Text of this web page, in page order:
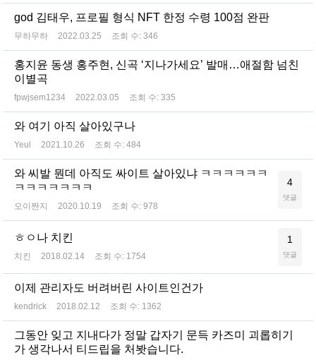
god 김태우, 프로필 형식 NFT 한정 수령 100점 완판
무하무하 2022.03.25 조회 수: 346
홍지윤 동생 홍주현, 신곡 ‘지나가세요’ 발매…애절함 넘친
이별곡
fpwjsem1234 2022.03.05 조회 수: 335
와 여기 아직 살아있구나
Yeul 2021.10.26 조회 수: 484
와 씨발 뭔데 아직도 싸이트 살아있냐 ㅋㅋㅋㅋㅋㅋ
ㅋㅋㅋㅋㅋㅋㅋ
오이짠지 2020.10.19 조회 수: 978
4
댓글
ㅎㅇ나 치킨
치킨 2018.02.14 조회 수: 1754
1
댓글
이제 관리자도 버려버린 사이트인건가
kendrick 2018.02.12 조회 수: 1362
그동안 잊고 지내다가 정말 갑자기 문득 카즈미 괴롭히기
가 생각나서 티드립을 처봣습니다.